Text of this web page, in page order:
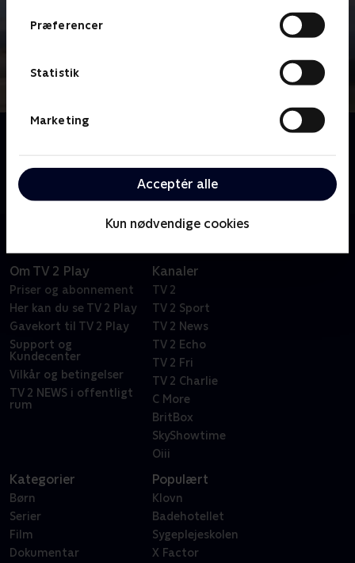
Præferencer
Statistik
Marketing
Acceptér alle
Kun nødvendige cookies
roadtrip; Jørgen Leth har inviteret Hans Pilgaard på
en personlig tur gennem sit elskede Frankrig.
Om TV 2 Play
Priser og abonnement
Her kan du se TV 2 Play
Gavekort til TV 2 Play
Support og
Kundecenter
Vilkår og betingelser
TV 2 NEWS i offentligt
rum
Kanaler
TV 2
TV 2 Sport
TV 2 News
TV 2 Echo
TV 2 Fri
TV 2 Charlie
C More
BritBox
SkyShowtime
Oiii
Kategorier
Børn
Serier
Film
Dokumentar
Populært
Klovn
Badehotellet
Sygeplejeskolen
X Factor